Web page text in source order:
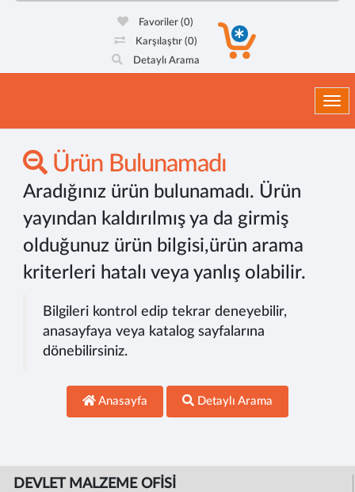
Favoriler(0)
Karşılaştır (0)
Detaylı Arama
Ürün Bulunamadı
Aradığınız ürün bulunamadı. Ürün
yayından kaldırılmış ya da girmiş
olduğunuz ürün bilgisi,ürün arama
kriterleri hatalı veya yanlış olabilir.
Bilgileri kontrol edip tekrar deneyebilir,
anasayfaya veya katalog sayfalarına
dönebilirsiniz.
Anasayfa Detaylı Arama
DEVLET MALZEME OFİSİ